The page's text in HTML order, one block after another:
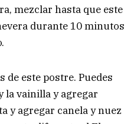
mezclar hasta que este
durante 10 minutos
de este postre. Puedes
la vainilla y agregar
y agregar canela y nuez